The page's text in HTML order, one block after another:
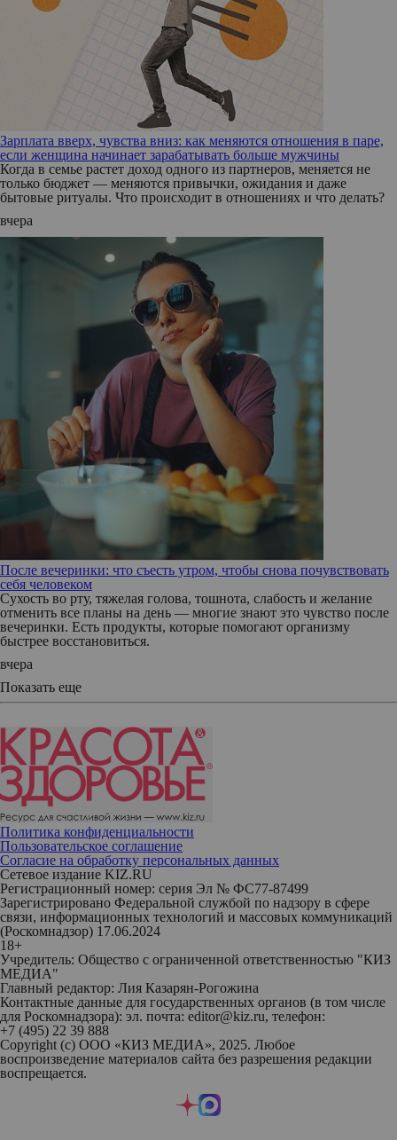
Зарплата вверх, чувства вниз: как меняются отношения в паре,
если женщина начинает зарабатывать больше мужчины
Когда в семье растет доход одного из партнеров, меняется не
только бюджет — меняются привычки, ожидания и даже
бытовые ритуалы. Что происходит в отношениях и что делать?
вчера
После вечеринки: что съесть утром, чтобы снова почувствовать
себя человеком
Сухость во рту, тяжелая голова, тошнота, слабость и желание
отменить все планы на день — многие знают это чувство после
вечеринки. Есть продукты, которые помогают организму
быстрее восстановиться.
вчера
Показать еще
Политика конфиденциальности
Пользовательское соглашение
Согласие на обработку персональных данных
Сетевое издание KIZ.RU
Регистрационный номер: серия Эл № ФС77-87499
Зарегистрировано Федеральной службой по надзору в сфере
связи, информационных технологий и массовых коммуникаций
(Роскомнадзор) 17.06.2024
18+
Учредитель: Общество с ограниченной ответственностью "КИЗ
МЕДИА"
Главный редактор: Лия Казарян-Рогожина
Контактные данные для государственных органов (в том числе
для Роскомнадзора): эл. почта: editor@kiz.ru, телефон:
+7 (495) 22 39 888
Copyright (с) ООО «КИЗ МЕДИА», 2025. Любое
воспроизведение материалов сайта без разрешения редакции
воспрещается.